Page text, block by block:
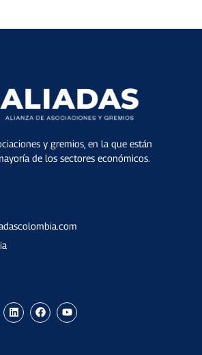
y gremios, en la que están
de los sectores económicos.